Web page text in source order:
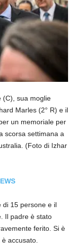
(C), sua moglie
Marles (2° R) e il
un memoriale per
scorsa settimana a
(Foto di Izhar
di 15 persone e il
Il padre è stato
ferito. Si è
accusato.